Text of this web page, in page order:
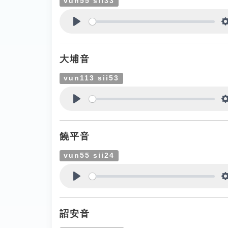
大埔音
vun113 sii53
饒平音
vun55 sii24
詔安音